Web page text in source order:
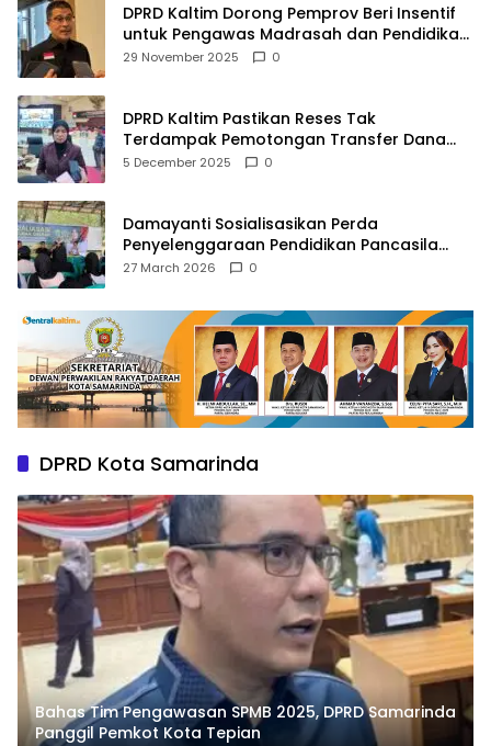
DPRD Kaltim Dorong Pemprov Beri Insentif
untuk Pengawas Madrasah dan Pendidikan
Agama
29 November 2025 0
DPRD Kaltim Pastikan Reses Tak
Terdampak Pemotongan Transfer Dana
Pusat
5 December 2025 0
Damayanti Sosialisasikan Perda
Penyelenggaraan Pendidikan Pancasila
dan Wawasan Kebangsaan
27 March 2026 0
DPRD Kota Samarinda
Bahas Tim Pengawasan SPMB 2025, DPRD Samarinda
Panggil Pemkot Kota Tepian